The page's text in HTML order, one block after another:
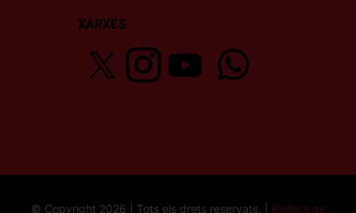
XARXES
© Copyright 2026 | Tots els drets reservats. | Política de